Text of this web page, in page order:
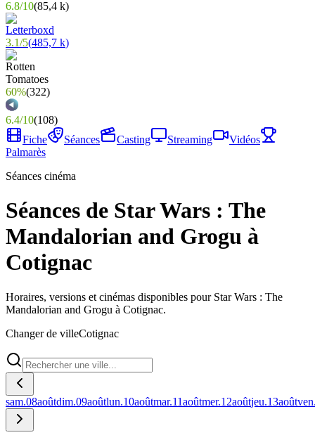
6.8/10(85,4 k)
3.1/5(485,7 k)
60%(322)
6.4/10(108)
Fiche
Séances Casting Streaming
Vidéos
Palmarès
Séances cinéma
Séances de Star Wars : The
Mandalorian and Grogu à
Cotignac
Horaires, versions et cinémas disponibles pour Star Wars : The
Mandalorian and Grogu à Cotignac.
Changer de villeCotignac
sam.08aoûtdim.09aoûtlun.10aoûtmar.11aoûtmer.12aoûtjeu.13août